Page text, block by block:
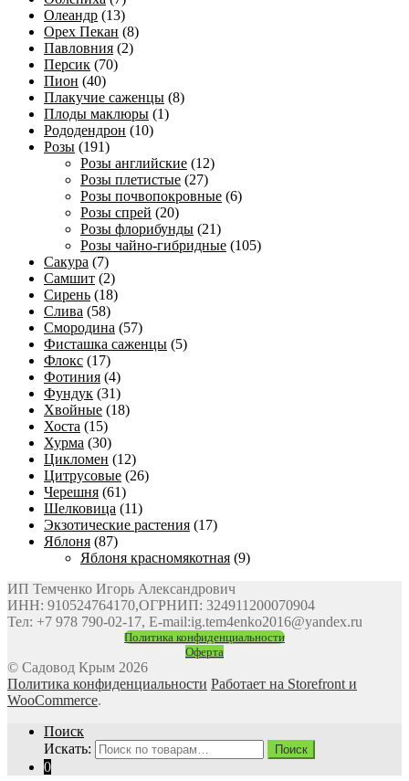
Олеандр (13)
Орех Пекан (8)
Павловния (2)
Персик (70)
Пион (40)
Плакучие саженцы (8)
Плоды маклюры (1)
Рододендрон (10)
Розы (191)
Розы английские (12)
Розы плетистые (27)
Розы почвопокровные (6)
Розы спрей (20)
Розы флорибунды (21)
Розы чайно-гибридные (105)
Сакура (7)
Самшит (2)
Сирень (18)
Слива (58)
Смородина (57)
Фисташка саженцы (5)
Флокс (17)
Фотиния (4)
Фундук (31)
Хвойные (18)
Хоста (15)
Хурма (30)
Цикломен (12)
Цитрусовые (26)
Черешня (61)
Шелковица (11)
Экзотические растения (17)
Яблоня (87)
Яблоня красномякотная (9)
ИП Темченко Игорь Александрович
ИНН: 910524764170,ОГРНИП: 324911200070904
Тел: +7 978 790-02-17, E-mail:ig.tem4enko2016@yandex.ru
Политика конфиденциальности
Оферта
© Садовод Крым 2026
Политика конфиденциальности Работает на Storefront и
WooCommerce.
Поиск
Искать:
Поиск
0